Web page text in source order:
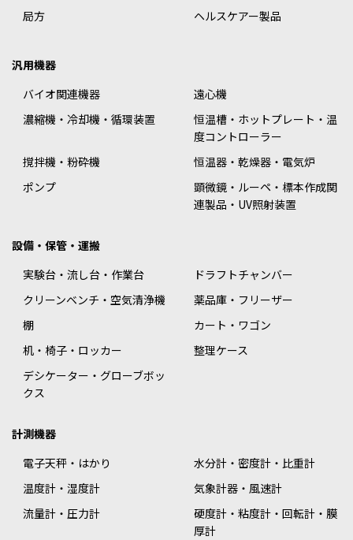
局方
ヘルスケアー製品
汎用機器
バイオ関連機器
遠心機
濃縮機・冷却機・循環装置
恒温槽・ホットプレート・温
度コントローラー
撹拌機・粉砕機
恒温器・乾燥器・電気炉
ポンプ
顕微鏡・ルーペ・標本作成関
連製品・UV照射装置
設備・保管・運搬
実験台・流し台・作業台
ドラフトチャンバー
クリーンベンチ・空気清浄機
薬品庫・フリーザー
棚
カート・ワゴン
机・椅子・ロッカー
整理ケース
デシケーター・グローブボッ
クス
計測機器
電子天秤・はかり
水分計・密度計・比重計
温度計・湿度計
気象計器・風速計
流量計・圧力計
硬度計・粘度計・回転計・膜
厚計